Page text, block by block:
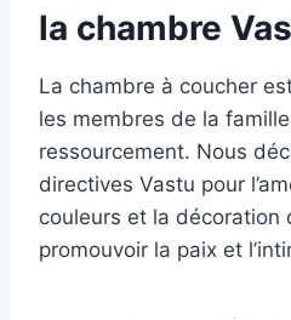
la chambre
La chambre à coucher
les membres de la
ressourcement. Nous
directives Vastu pour
couleurs et la décoration
promouvoir la paix et